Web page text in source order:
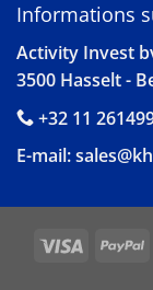
Informations
Activity Invest
3500 Hasselt -
+32 11
E-mail: